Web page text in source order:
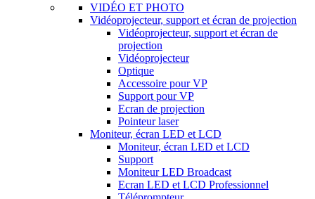
VIDÉO ET PHOTO
Vidéoprojecteur, support et écran de projection
Vidéoprojecteur, support et écran de
projection
Vidéoprojecteur
Optique
Accessoire pour VP
Support pour VP
Ecran de projection
Pointeur laser
Moniteur, écran LED et LCD
Moniteur, écran LED et LCD
Support
Moniteur LED Broadcast
Ecran LED et LCD Professionnel